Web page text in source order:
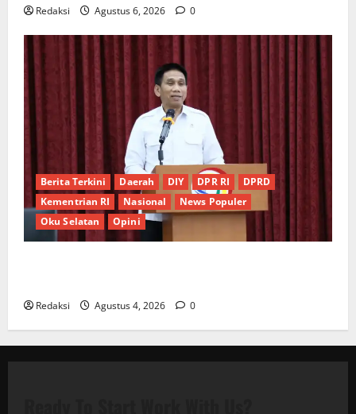
Redaksi Agustus 6, 2026 0
Berita Terkini Daerah DIY DPR RI
DPRD
Kementrian RI
Nasional
News Populer
Oku Selatan
Opini
Redaksi Agustus 4, 2026 0